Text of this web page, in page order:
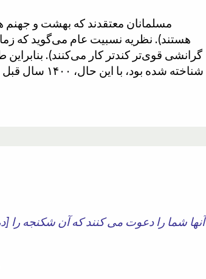
مسلمانان معتقدند که بهشت ​​و جهنم
هستند). نظریه نسبیت عام می‌گوید که
گرانشی قوی‌تر کندتر کار می‌کنند).
شناخته شده
آنها شما را دعوت می کنند که آن شکنجه را